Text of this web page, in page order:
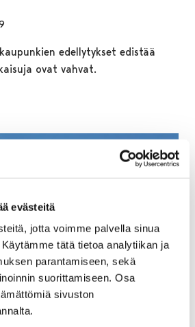
evästeitä
jotta voimme palvella sinua
tätä tietoa analytiikan ja
parantamiseen, sekä
suorittamiseen. Osa
sivuston
edellytykset edistää
ovat vahvat.